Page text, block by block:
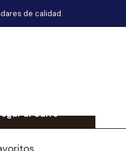
de calidad.
2017
De
al Carro